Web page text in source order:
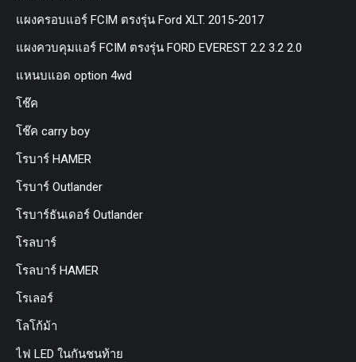
แผงครอบแอร์ FCIM ตรงรุ่น Ford XLT. 2015-2017
แผงควบคุมแอร์ FCIM ตรงรุ่น FORD EVEREST 2.2 3.2 2.0
แหนบแอด option 4wd
โช๊ค
โช๊ค carry boy
โรบาร์ HAMER
โรบาร์ Outlander
โรบาร์ธันเดอร์ Outlander
โรลบาร์
โรลบาร์ HAMER
โรเลอร์
โลโก้ม้า
ไฟ LED ในกันชนท้าย